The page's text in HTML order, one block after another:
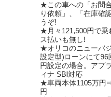
★この車への「お問
り依頼」、「在庫確
うぞ!
★月々121,500円で乗
ス払いも無し!
★オリコのニューバ
設定型)ローンにて96
円設定の場合。アプ
ィナ SBI対応
★車両本体1105万円
円